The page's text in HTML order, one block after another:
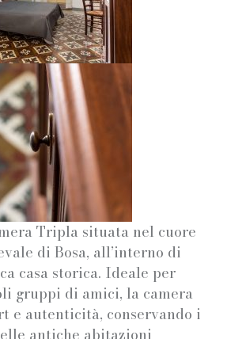
Tripla situata nel cuore
di Bosa, all’interno di
casa storica. Ideale per
gruppi di amici, la camera
e autenticità, conservando i
antiche abitazioni